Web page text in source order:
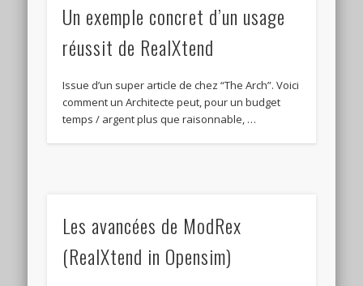
Un exemple concret d’un usage
réussit de RealXtend
Issue d’un super article de chez “The Arch”. Voici
comment un Architecte peut, pour un budget
temps / argent plus que raisonnable, …
Les avancées de ModRex
(RealXtend in Opensim)